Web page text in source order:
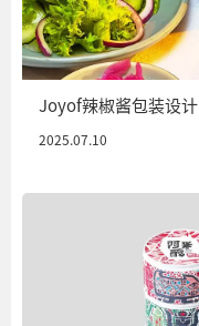
Joyof辣椒酱包装设计
2025.07.10